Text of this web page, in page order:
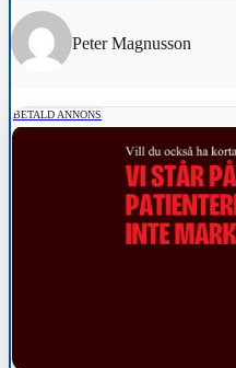
Peter Magnusson
BETALD ANNONS